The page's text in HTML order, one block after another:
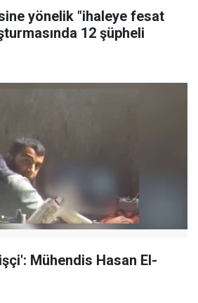
yönelik "ihaleye fesat
12 şüpheli
Mühendis Hasan El-